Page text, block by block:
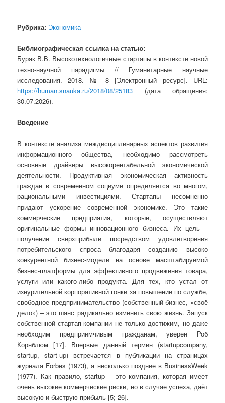
Рубрика: Экономика
Библиографическая ссылка на статью:
Буряк В.В. Высокотехнологичные стартапы в контексте новой
техно-научной парадигмы // Гуманитарные научные
исследования. 2018. № 8 [Электронный ресурс]. URL:
https://human.snauka.ru/2018/08/25183 (дата обращения:
30.07.2026).
Введение
В контексте анализа междисциплинарных аспектов развития
информационного общества, необходимо рассмотреть
основные драйверы высокорентабельной экономической
деятельности. Продуктивная экономическая активность
граждан в современном социуме определяется во многом,
рациональными инвестициями. Стартапы несомненно
придают ускорение современной экономике. Это такие
коммерческие предприятия, которые, осуществляют
оригинальные формы инновационного бизнеса. Их цель –
получение сверхприбыли посредством удовлетворения
потребительского спроса благодаря созданию высоко
конкурентной бизнес-модели на основе масштабируемой
бизнес-платформы для эффективного продвижения товара,
услуги или какого-либо продукта. Для тех, кто устал от
изнурительной корпоративной гонки за повышение по службе,
свободное предпринимательство (собственный бизнес, «своё
дело») – это шанс радикально изменить свою жизнь. Запуск
собственной стартап-компании не только достижим, но даже
необходим предприимчивым гражданам, уверен Роб
Корнблюм [17]. Впервые данный термин (startupcompany,
startup, start-up) встречается в публикации на страницах
журнала Forbes (1973), а несколько позднее в BusinessWeek
(1977). Как правило, startup – это компания, которая имеет
очень высокие коммерческие риски, но в случае успеха, даёт
высокую и быструю прибыль [5; 26].